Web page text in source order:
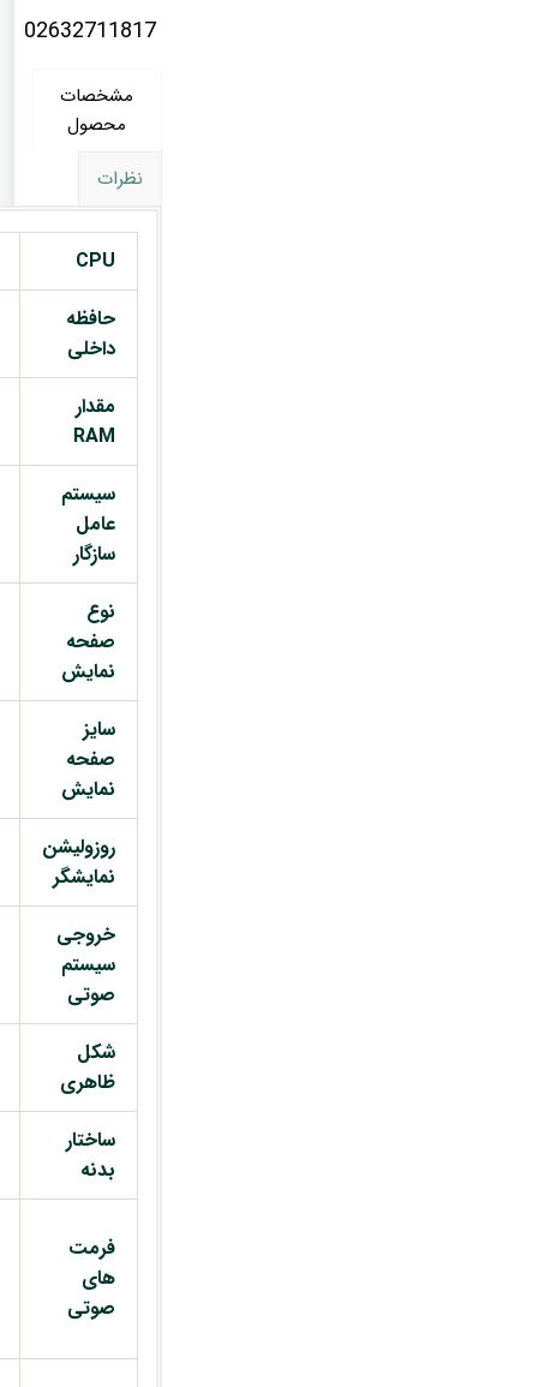
02632711817
مشخصات
محصول
نظرات
CPU
حافظه
داخلی
مقدار
RAM
سیستم
عامل
سازگار
نوع
صفحه
نمایش
سایز
صفحه
نمایش
روزولیشن
نمایشگر
خروجی
سیستم
صوتی
شکل
ظاهری
ساختار
بدنه
فرمت
های
صوتی